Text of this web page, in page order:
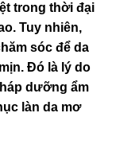
trong thời đại
Tuy nhiên,
sóc để da
Đó là lý do
dưỡng ẩm
làn da mơ